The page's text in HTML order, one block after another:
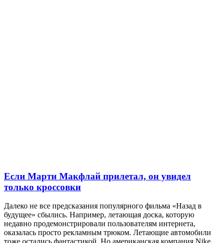
Если Марти Макфлай прилетал, он увидел
только кроссовки
Далеко не все предсказания популярного фильма «Назад в
будущее» сбылись. Например, летающая доска, которую
недавно продемонстрировали пользователям интернета,
оказалась просто рекламным трюком. Летающие автомобили